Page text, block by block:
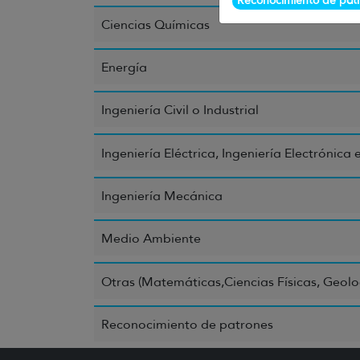
Ciencias Químicas
Energía
Ingeniería Civil o Industrial
Ingeniería Eléctrica, Ingeniería Electrónica
Ingeniería Mecánica
Medio Ambiente
Otras (Matemáticas,Ciencias Físicas,
Reconocimiento de patrones